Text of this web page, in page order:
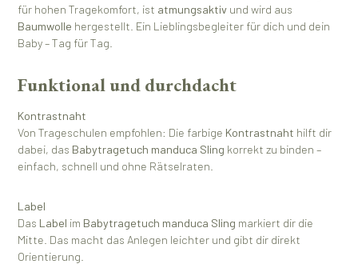
für hohen Tragekomfort, ist atmungsaktiv und wird aus
Baumwolle hergestellt. Ein Lieblingsbegleiter für dich und dein
Baby – Tag für Tag.
Funktional und durchdacht
Kontrastnaht
Von Trageschulen empfohlen: Die farbige Kontrastnaht hilft dir
dabei, das Babytragetuch manduca Sling korrekt zu binden –
einfach, schnell und ohne Rätselraten.
Label
Das Label im Babytragetuch manduca Sling markiert dir die
Mitte. Das macht das Anlegen leichter und gibt dir direkt
Orientierung.